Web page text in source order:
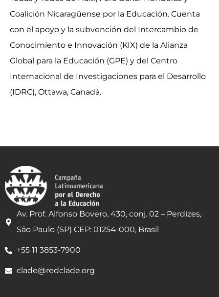
Coalición Nicaragüense por la Educación. Cuenta
con el apoyo y la subvención del Intercambio de
Conocimiento e Innovación (KIX) de la Alianza
Global para la Educación (GPE) y del Centro
Internacional de Investigaciones para el Desarrollo
(IDRC), Ottawa, Canadá.
Av. Prof. Alfonso Bovero, 430, conj. 02 – Perdizes,
São Paulo (SP) CEP: 01254-000, Brasil
+55 11 3853-7900
clade@redclade.org